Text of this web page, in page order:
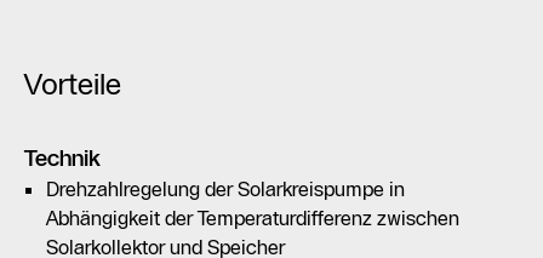
Vorteile
Technik
Drehzahlregelung der Solarkreispumpe in
Abhängigkeit der Temperaturdifferenz zwischen
Solarkollektor und Speicher